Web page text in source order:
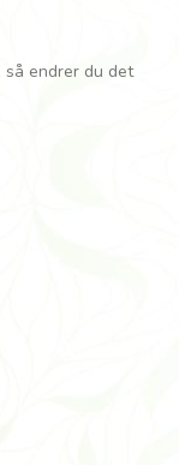
endrer du det